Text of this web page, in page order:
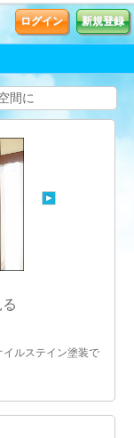
ログイン 新規登録
間に
ルステイン塗装で